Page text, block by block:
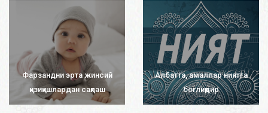
Фарзандни эрта жинсий
қизиқишлардан сақлаш
Албатта, амаллар ниятга
боғлиқдир